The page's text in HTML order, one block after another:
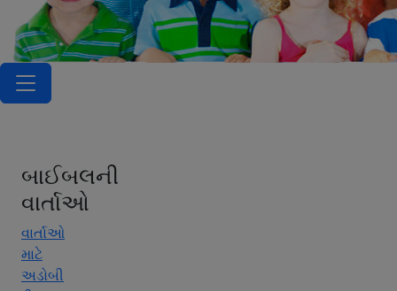
બાઈબલની
વાર્તાઓ
વાર્તાઓ
માટે
અડોબી